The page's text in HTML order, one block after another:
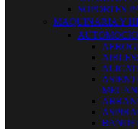
SOPORTES
MAQUINARIA Y